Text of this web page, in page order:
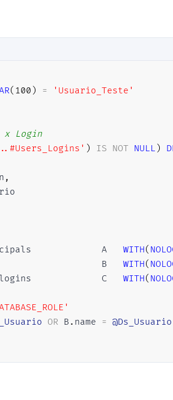
( 100 ) = 'Usuario_Teste'
x Login
) IS NOT NULL )
,
database_principals				A WITH(
WITH(
syslogins				C WITH(
OR B . name = @Ds_Usuario
usuário